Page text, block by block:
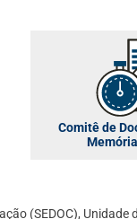
Comitê de
(SEDOC),